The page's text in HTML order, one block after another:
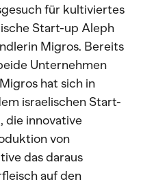
für kultiviertes
Start-up Aleph
Migros. Bereits
Unternehmen
hat sich in
israelischen Start-
die innovative
von
das daraus
auf den